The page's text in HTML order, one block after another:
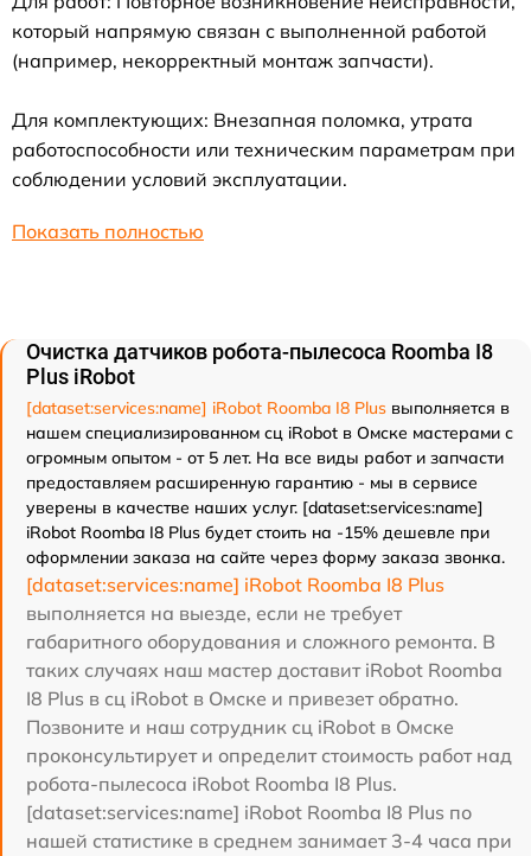
который напрямую связан с выполненной работой
(например, некорректный монтаж запчасти).
Для комплектующих: Внезапная поломка, утрата
работоспособности или техническим параметрам при
соблюдении условий эксплуатации.
Показать полностью
Очистка датчиков робота-пылесоса Roomba I8
Plus iRobot
[dataset:services:name] iRobot Roomba I8 Plus выполняется в
нашем специализированном сц iRobot в Омске мастерами с
огромным опытом - от 5 лет. На все виды работ и запчасти
предоставляем расширенную гарантию - мы в сервисе
уверены в качестве наших услуг. [dataset:services:name]
iRobot Roomba I8 Plus будет стоить на -15% дешевле при
оформлении заказа на сайте через форму заказа звонка.
[dataset:services:name] iRobot Roomba I8 Plus
выполняется на выезде, если не требует
габаритного оборудования и сложного ремонта. В
таких случаях наш мастер доставит iRobot Roomba
I8 Plus в сц iRobot в Омске и привезет обратно.
Позвоните и наш сотрудник сц iRobot в Омске
проконсультирует и определит стоимость работ над
робота-пылесоса iRobot Roomba I8 Plus.
[dataset:services:name] iRobot Roomba I8 Plus по
нашей статистике в среднем занимает 3-4 часа при